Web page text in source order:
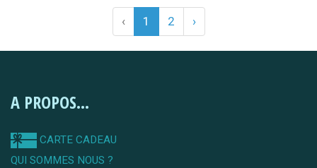
‹ 1 2 ›
A PROPOS...
CARTE CADEAU
QUI SOMMES NOUS ?